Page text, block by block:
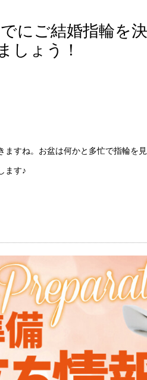
にご結婚指輪を
しょう！
ますね。お盆は何かと多忙で指輪を
ます♪